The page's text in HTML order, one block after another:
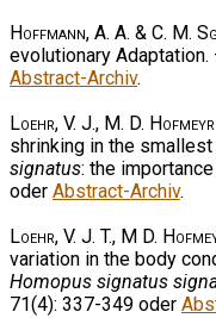
Hoffmann, A. A. & C. M.
evolutionary
Abstract-Archiv.
Loehr, V. J., M. D.
shrinking in the
signatus: the
oder Abstract-Archiv.
Loehr, V. J. T., M D.
variation in the body
Homopus signatus
71(4): 337-349 oder